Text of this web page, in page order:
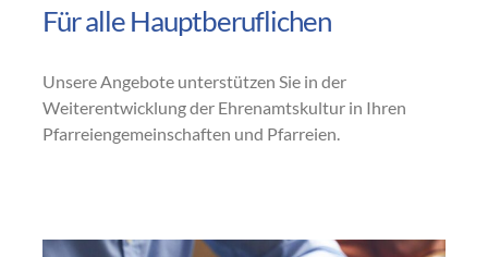
Für alle Hauptberuflichen
Unsere Angebote unterstützen Sie in der
Weiterentwicklung der Ehrenamtskultur in Ihren
Pfarreiengemeinschaften und Pfarreien.